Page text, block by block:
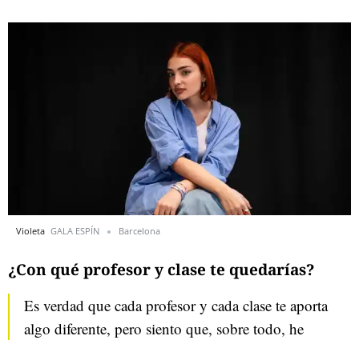
Violeta GALA ESPÍN Barcelona
¿Con qué profesor y clase te quedarías?
Es verdad que cada profesor y cada clase te aporta
algo diferente, pero siento que, sobre todo, he